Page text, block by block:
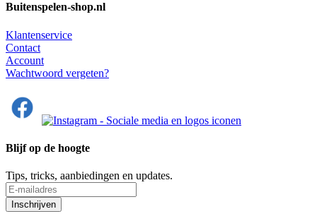
Buitenspelen-shop.nl
Klantenservice
Contact
Account
Wachtwoord vergeten?
Blijf op de hoogte
Tips, tricks, aanbiedingen en updates.